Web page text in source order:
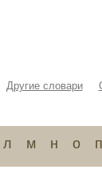
Другие словари
л м н о п